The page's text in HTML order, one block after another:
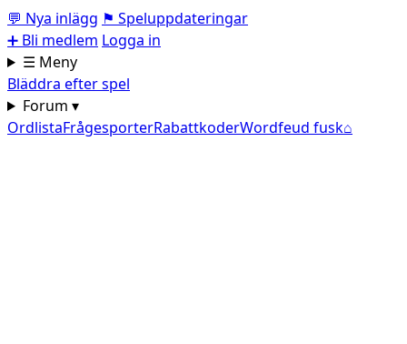
💬 Nya inlägg ⚑ Speluppdateringar
➕ Bli medlem Logga in
☰ Meny
Bläddra efter spel
Forum ▾
OrdlistaFrågesporterRabattkoderWordfeud fusk⌂